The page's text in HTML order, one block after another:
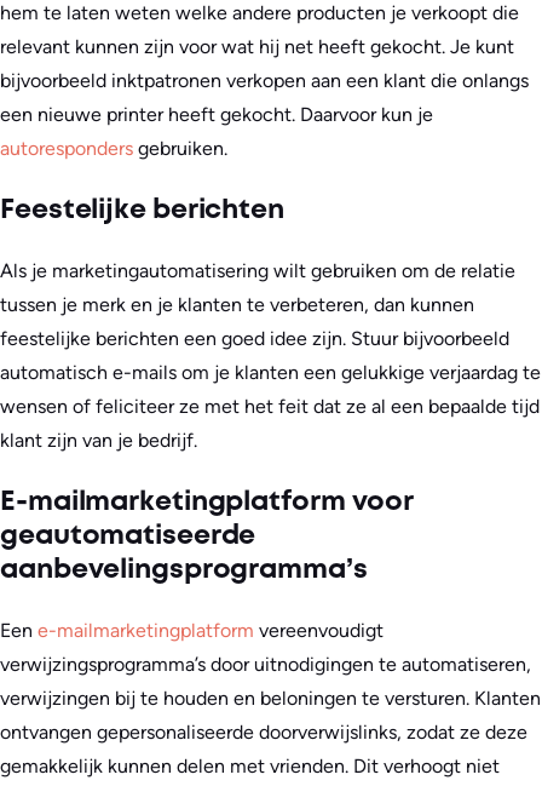
hem te laten weten welke andere producten je verkoopt die
relevant kunnen zijn voor wat hij net heeft gekocht. Je kunt
bijvoorbeeld inktpatronen verkopen aan een klant die onlangs
een nieuwe printer heeft gekocht. Daarvoor kun je
autoresponders gebruiken.
Feestelijke berichten
Als je marketingautomatisering wilt gebruiken om de relatie
tussen je merk en je klanten te verbeteren, dan kunnen
feestelijke berichten een goed idee zijn. Stuur bijvoorbeeld
automatisch e-mails om je klanten een gelukkige verjaardag te
wensen of feliciteer ze met het feit dat ze al een bepaalde tijd
klant zijn van je bedrijf.
E-mailmarketingplatform voor
geautomatiseerde
aanbevelingsprogramma’s
Een e-mailmarketingplatform vereenvoudigt
verwijzingsprogramma’s door uitnodigingen te automatiseren,
verwijzingen bij te houden en beloningen te versturen. Klanten
ontvangen gepersonaliseerde doorverwijslinks, zodat ze deze
gemakkelijk kunnen delen met vrienden. Dit verhoogt niet